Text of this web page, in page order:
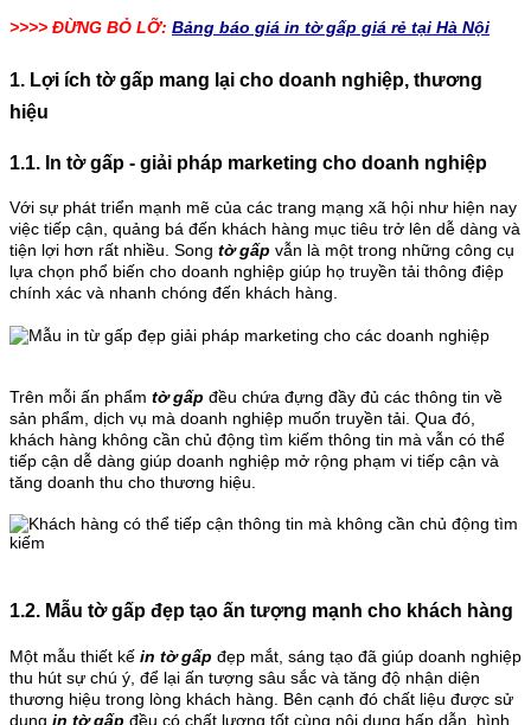
>>>> ĐỪNG BỎ LỠ: Bảng báo giá in tờ gấp giá rẻ tại Hà Nội
1. Lợi ích tờ gấp mang lại cho doanh nghiệp, thương
hiệu
1.1. In tờ gấp - giải pháp marketing cho doanh nghiệp
Với sự phát triển mạnh mẽ của các trang mạng xã hội như hiện nay
việc tiếp cận, quảng bá đến khách hàng mục tiêu trở lên dễ dàng và
tiện lợi hơn rất nhiều. Song tờ gấp vẫn là một trong những công cụ
lựa chọn phổ biến cho doanh nghiệp giúp họ truyền tải thông điệp
chính xác và nhanh chóng đến khách hàng.
Trên mỗi ấn phẩm tờ gấp đều chứa đựng đầy đủ các thông tin về
sản phẩm, dịch vụ mà doanh nghiệp muốn truyền tải. Qua đó,
khách hàng không cần chủ động tìm kiếm thông tin mà vẫn có thể
tiếp cận dễ dàng giúp doanh nghiệp mở rộng phạm vi tiếp cận và
tăng doanh thu cho thương hiệu.
1.2. Mẫu tờ gấp đẹp tạo ấn tượng mạnh cho khách hàng
Một mẫu thiết kế in tờ gấp đẹp mắt, sáng tạo đã giúp doanh nghiệp
thu hút sự chú ý, để lại ấn tượng sâu sắc và tăng độ nhận diện
thương hiệu trong lòng khách hàng. Bên cạnh đó chất liệu được sử
dụng in tờ gấp đều có chất lượng tốt cùng nội dung hấp dẫn, hình